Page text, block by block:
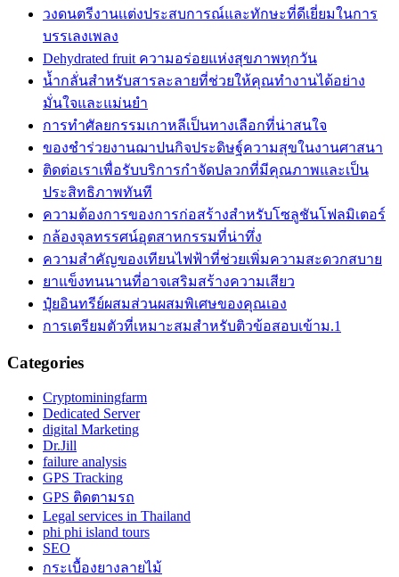
วงดนตรีงานเเต่งประสบการณ์และทักษะที่ดีเยี่ยมในการ
บรรเลงเพลง
Dehydrated fruit ความอร่อยแห่งสุขภาพทุกวัน
น้ำกลั่นสำหรับสารละลายที่ช่วยให้คุณทำงานได้อย่าง
มั่นใจและแม่นยำ
การทำศัลยกรรมเกาหลีเป็นทางเลือกที่น่าสนใจ
ของชำร่วยงานฌาปนกิจประดิษฐ์ความสุขในงานศาสนา
ติดต่อเราเพื่อรับบริการกำจัดปลวกที่มีคุณภาพและเป็น
ประสิทธิภาพทันที
ความต้องการของการก่อสร้างสำหรับโซลูชันโฟลมิเตอร์
กล้องจุลทรรศน์อุตสาหกรรมที่น่าทึ่ง
ความสำคัญของเทียนไฟฟ้าที่ช่วยเพิ่มความสะดวกสบาย
ยาแข็งทนนานที่อาจเสริมสร้างความเสียว
ปุ๋ยอินทรีย์ผสมส่วนผสมพิเศษของคุณเอง
การเตรียมตัวที่เหมาะสมสำหรับติวข้อสอบเข้าม.1
Categories
Cryptominingfarm
Dedicated Server
digital Marketing
Dr.Jill
failure analysis
GPS Tracking
GPS ติดตามรถ
Legal services in Thailand
phi phi island tours
SEO
กระเบื้องยางลายไม้